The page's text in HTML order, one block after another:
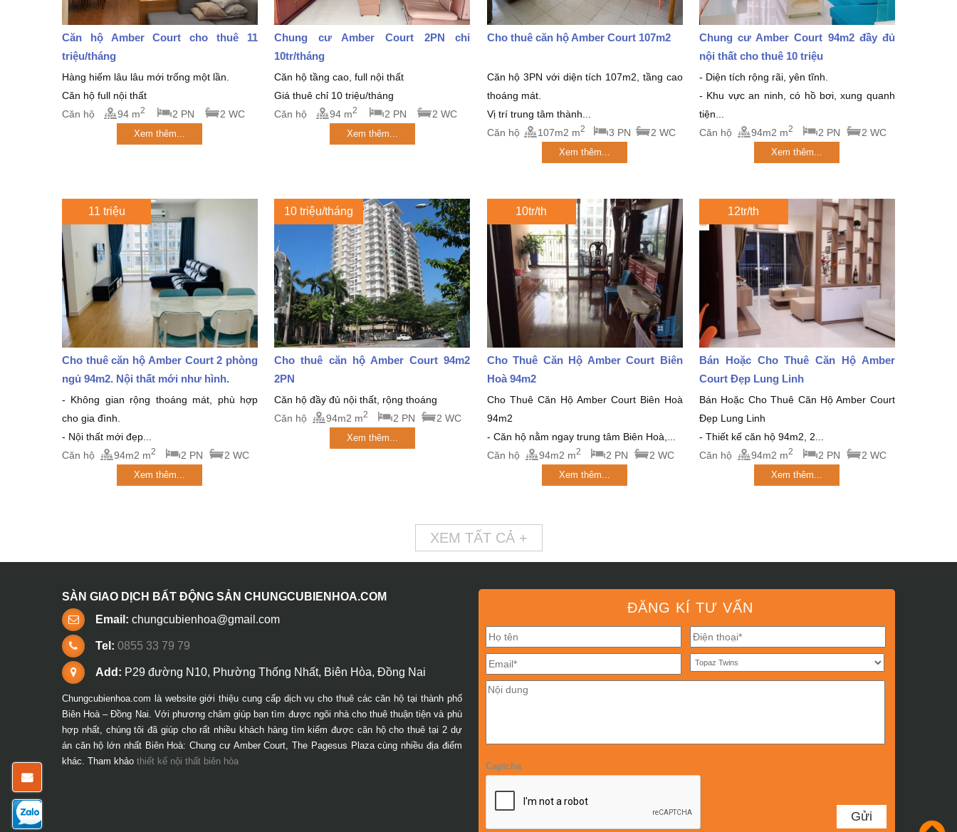
Căn hộ Amber Court cho thuê 11
triệu/tháng
Hàng hiếm lâu lâu mới trống một lần.
Căn hộ full nội thất
Căn hộ
94 m2 2 PN 2 WC
Xem thêm...
Chung cư Amber Court 2PN chỉ
10tr/tháng
Căn hộ tầng cao, full nội thất
Giá thuê chỉ 10 triệu/tháng
Căn hộ
94 m2 2 PN 2 WC
Xem thêm...
Cho thuê căn hộ Amber Court 107m2
Căn hộ 3PN với diện tích 107m2, tầng cao
thoáng mát.
Vị trí trung tâm thành...
Căn hộ
107m2 m2 3 PN 2 WC
Xem thêm...
Chung cư Amber Court 94m2 đầy đủ
nội thất cho thuê 10 triệu
- Diện tích rộng rãi, yên tĩnh.
- Khu vực an ninh, có hồ bơi, xung quanh
tiện...
Căn hộ
94m2 m2 2 PN 2 WC
Xem thêm...
11 triệu
Cho thuê căn hộ Amber Court 2 phòng
ngủ 94m2. Nội thất mới như hình.
- Không gian rộng thoáng mát, phù hợp
cho gia đình.
- Nội thất mới đẹp...
Căn hộ
94m2 m2 2 PN 2 WC
Xem thêm...
10 triệu/tháng
Cho thuê căn hộ Amber Court 94m2
2PN
Căn hộ đầy đủ nội thất, rộng thoáng
Căn hộ
94m2 m2 2 PN 2 WC
Xem thêm...
10tr/th
Cho Thuê Căn Hộ Amber Court Biên
Hoà 94m2
Cho Thuê Căn Hộ Amber Court Biên Hoà
94m2
- Căn hộ nằm ngay trung tâm Biên Hoà,...
Căn hộ
94m2 m2 2 PN 2 WC
Xem thêm...
12tr/th
Bán Hoặc Cho Thuê Căn Hộ Amber
Court Đẹp Lung Linh
Bán Hoặc Cho Thuê Căn Hộ Amber Court
Đẹp Lung Linh
- Thiết kế căn hộ 94m2, 2...
Căn hộ
94m2 m2 2 PN 2 WC
Xem thêm...
XEM TẤT CẢ +
ĐĂNG KÍ TƯ VẤN
Captcha
SÀN GIAO DỊCH BẤT ĐỘNG SẢN CHUNGCUBIENHOA.COM
Email: chungcubienhoa@gmail.com
Tel: 0855 33 79 79
Add: P29 đường N10, Phường Thống Nhất, Biên Hòa, Đồng Nai
Chungcubienhoa.com là website giới thiệu cung cấp dịch vụ cho thuê các căn hộ tại thành phố
Biên Hoà – Đồng Nai. Với phương châm giúp bạn tìm được ngôi nhà cho thuê thuận tiện và phù
hợp nhất, chúng tôi đã giúp cho rất nhiều khách hàng tìm kiếm được căn hộ cho thuê tại 2 dự
án căn hộ lớn nhất Biên Hoà: Chung cư Amber Court, The Pagesus Plaza cùng nhiều địa điểm
khác. Tham khảo thiết kế nội thất biên hòa